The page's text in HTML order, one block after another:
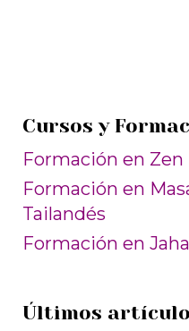
Cursos y
Formación en Zen
Formación en
Tailandés
Formación en
Últimos